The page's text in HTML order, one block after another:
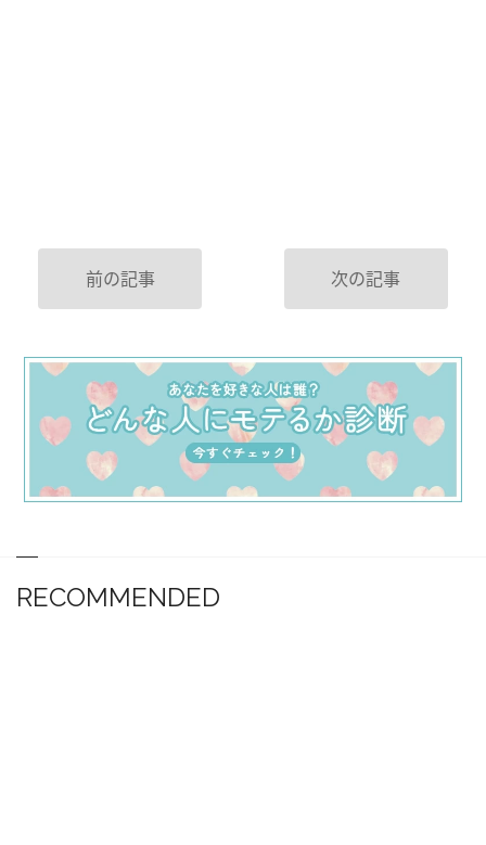
前の記事 次の記事
RECOMMENDED